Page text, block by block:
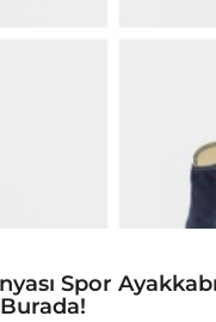
Spor Ayakkabı